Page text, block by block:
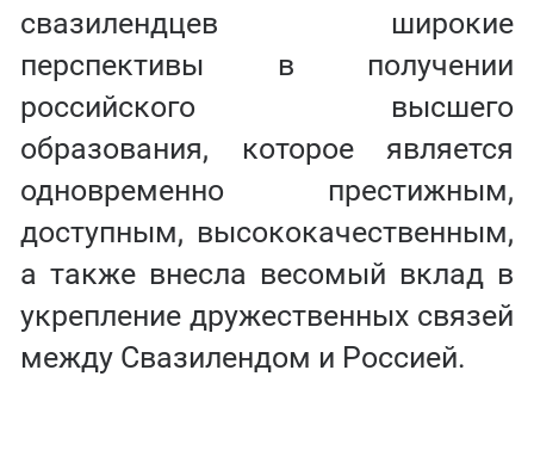
свазилендцев широкие
перспективы в получении
российского высшего
образования, которое является
одновременно престижным,
доступным, высококачественным,
а также внесла весомый вклад в
укрепление дружественных связей
между Свазилендом и Россией.